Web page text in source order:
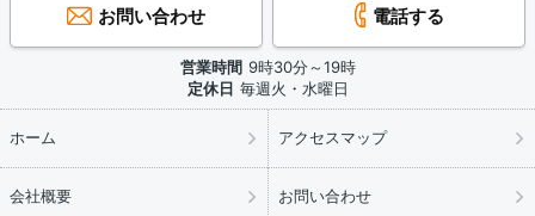
お問い合わせ 電話する
営業時間 9時30分～19時
定休日 毎週火・水曜日
ホーム アクセスマップ
会社概要 お問い合わせ